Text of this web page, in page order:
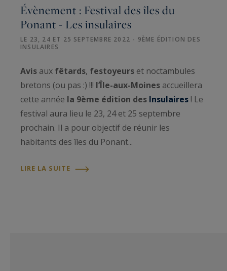
Évènement : Festival des îles du
Ponant - Les insulaires
LE 23, 24 ET 25 SEPTEMBRE 2022 - 9ÈME ÉDITION DES
INSULAIRES
Avis aux fêtards, festoyeurs et noctambules
bretons (ou pas :) !!! l’Île-aux-Moines accueillera
cette année la 9ème édition des Insulaires ! Le
festival aura lieu le 23, 24 et 25 septembre
prochain. Il a pour objectif de réunir les
habitants des îles du Ponant...
LIRE LA SUITE